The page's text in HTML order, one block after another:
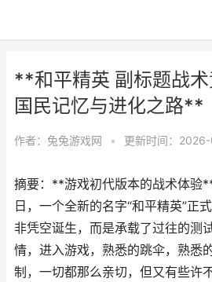
**和平精英 副标题战
国民记忆与进化之路**
作者： 兔兔游戏网 • 更新时间：
摘要：**游戏初代版本的战术体验
日，一个全新的名字“和平精英”正
非凭空诞生，而是承载了过往的测
情，进入游戏，熟悉的跳伞，熟悉
制，一切都那么亲切，但又有些许